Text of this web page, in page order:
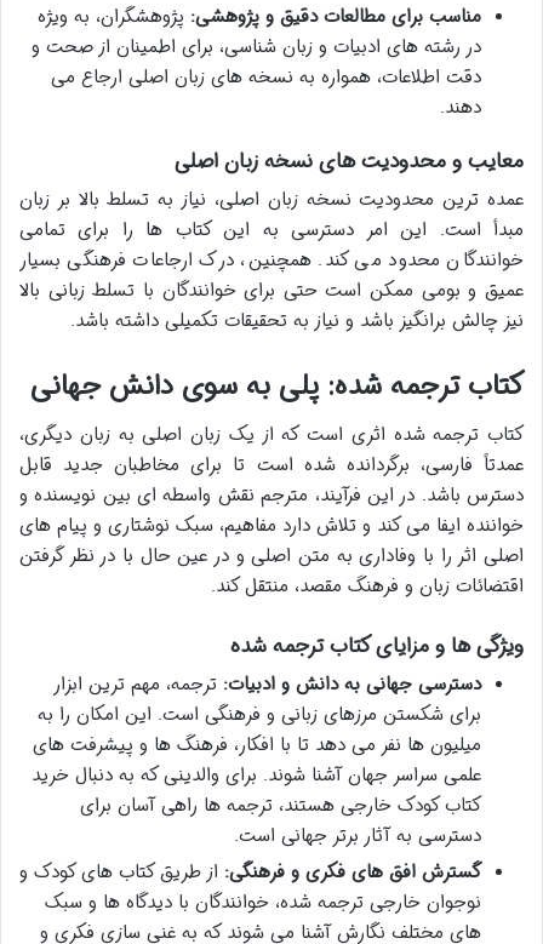
مناسب برای مطالعات دقیق و پژوهشی: پژوهشگران، به ویژه
در رشته های ادبیات و زبان شناسی، برای اطمینان از صحت و
دقت اطلاعات، همواره به نسخه های زبان اصلی ارجاع می
دهند.
معایب و محدودیت های نسخه زبان اصلی
عمده ترین محدودیت نسخه زبان اصلی، نیاز به تسلط بالا بر زبان
مبدأ است. این امر دسترسی به این کتاب ها را برای تمامی
خوانندگان محدود می کند. همچنین، درک ارجاعات فرهنگی بسیار
عمیق و بومی ممکن است حتی برای خوانندگان با تسلط زبانی بالا
نیز چالش برانگیز باشد و نیاز به تحقیقات تکمیلی داشته باشد.
کتاب ترجمه شده: پلی به سوی دانش جهانی
کتاب ترجمه شده اثری است که از یک زبان اصلی به زبان دیگری،
عمدتاً فارسی، برگردانده شده است تا برای مخاطبان جدید قابل
دسترس باشد. در این فرآیند، مترجم نقش واسطه ای بین نویسنده و
خواننده ایفا می کند و تلاش دارد مفاهیم، سبک نوشتاری و پیام های
اصلی اثر را با وفاداری به متن اصلی و در عین حال با در نظر گرفتن
اقتضائات زبان و فرهنگ مقصد، منتقل کند.
ویژگی ها و مزایای کتاب ترجمه شده
دسترسی جهانی به دانش و ادبیات: ترجمه، مهم ترین ابزار
برای شکستن مرزهای زبانی و فرهنگی است. این امکان را به
میلیون ها نفر می دهد تا با افکار، فرهنگ ها و پیشرفت های
علمی سراسر جهان آشنا شوند. برای والدینی که به دنبال خرید
کتاب کودک خارجی هستند، ترجمه ها راهی آسان برای
دسترسی به آثار برتر جهانی است.
گسترش افق های فکری و فرهنگی: از طریق کتاب های کودک و
نوجوان خارجی ترجمه شده، خوانندگان با دیدگاه ها و سبک
های مختلف نگارش آشنا می شوند که به غنی سازی فکری و